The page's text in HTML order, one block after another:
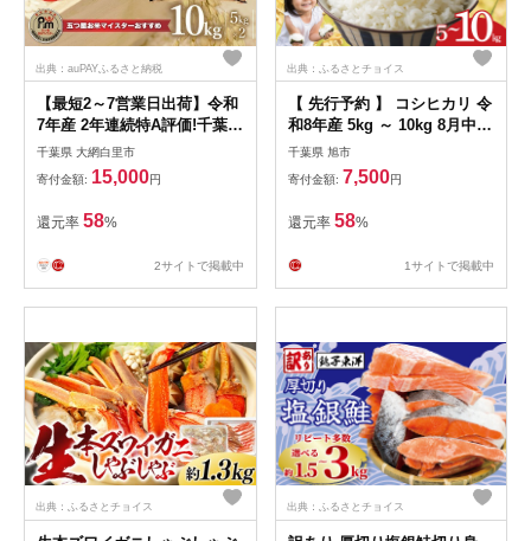
出典：auPAYふるさと納税
【最短2～7営業日出荷】令和
7年産 2年連続特A評価!千葉県
産コシヒカリ10kg（5kg×2
袋） お米 10kg 千葉県産 大
網白里市 コシヒカリ 米 精米
こめ 送料無料 E001
千葉県 大網白里市
寄付金額: 15,000円
還元率 58%
2サイトで掲載中
出典：ふるさとチョイス
【 先行予約 】 コシヒカリ 令
和8年産 5kg ～ 10kg 8月中旬
以降発送 予定 早場米 千葉県
産コシヒカリ | こしひかり 千
葉県産こしひかり 農家直送
2026年 お米 米 こしひかり 白
米 精米 千葉県 旭市 髙木惣一
千葉県 旭市
寄付金額: 7,500円
還元率 58%
1サイトで掲載中
出典：ふるさとチョイス 出典：ふるさとチョイス